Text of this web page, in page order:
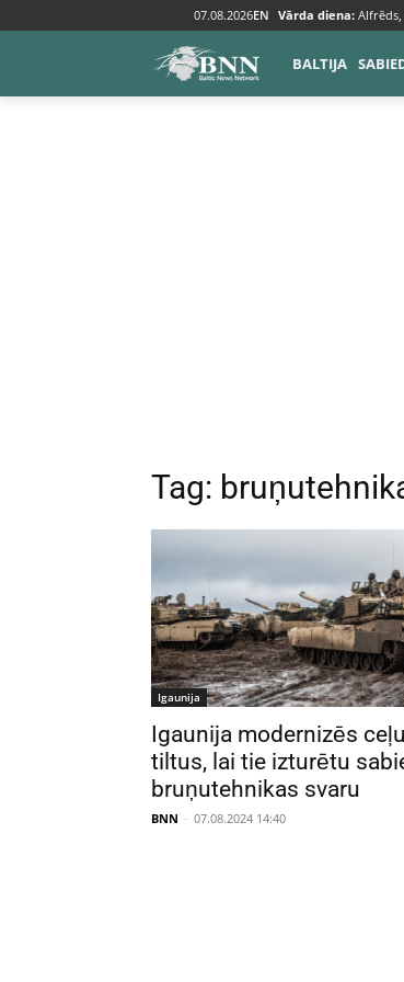
07.08.2026EN Vārda diena:
BALTIJA
Tags Bruņutehnika
Tag:
Igaunija
Igaunija modernizēs
tiltus, lai tie izturētu
bruņutehnikas svaru
BNN - 07.08.2024 14:40